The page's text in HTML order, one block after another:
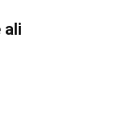
ali